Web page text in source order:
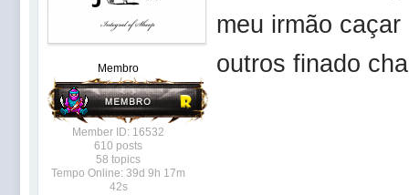
Membro
Member ID: 16532
610 posts
58 topics
Tempo Online: 39d 9h 17m
42s
meu irmão
outros finado